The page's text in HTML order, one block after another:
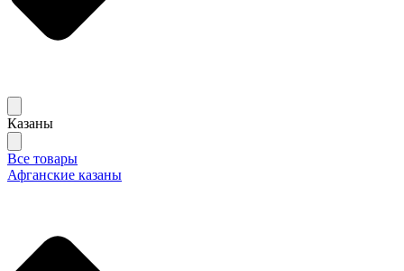
Казаны
Все товары
Афганские казаны